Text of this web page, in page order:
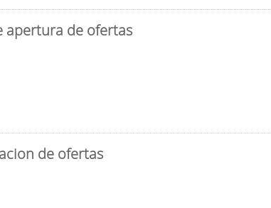
apertura de ofertas
de ofertas